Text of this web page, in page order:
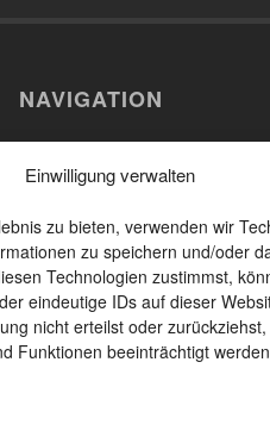
Einwilligung verwalten
zu bieten, verwenden wir
zu speichern und/oder
Technologien zustimmst,
eindeutige IDs auf dieser
nicht erteilst oder
Funktionen beeinträchtigt
NAVIGATION
Willkommen
Aktuelles
Das Unternehmen
Leistungen und Produkte
Unsere Produkte
Kontakt